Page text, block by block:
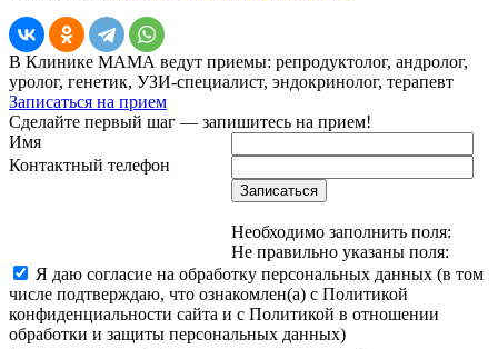
В Клинике МАМА ведут приемы: репродуктолог, андролог,
уролог, генетик, УЗИ-специалист, эндокринолог, терапевт
Записаться на прием
Сделайте первый шаг — запишитесь на прием!
Имя
Контактный телефон
Записаться
Необходимо заполнить поля:
Не правильно указаны поля:
Я даю согласие на обработку персональных данных (в том
числе подтверждаю, что ознакомлен(а) с Политикой
конфиденциальности сайта и с Политикой в отношении
обработки и защиты персональных данных)